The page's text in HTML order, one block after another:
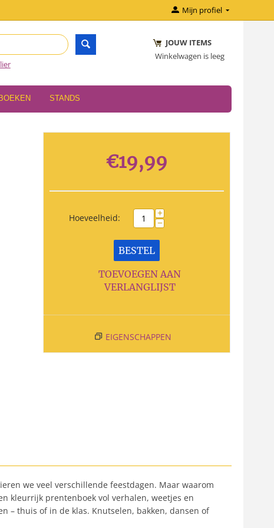
Mijn profiel
JOUW ITEMS
Winkelwagen is leeg
STANDS
€19,99
Hoeveelheid: +
−
BESTEL
TOEVOEGEN AAN
VERLANGLIJST
EIGENSCHAPPEN
we veel verschillende feestdagen. Maar waarom
kleurrijk prentenboek vol verhalen, weetjes en
– thuis of in de klas. Knutselen, bakken, dansen of